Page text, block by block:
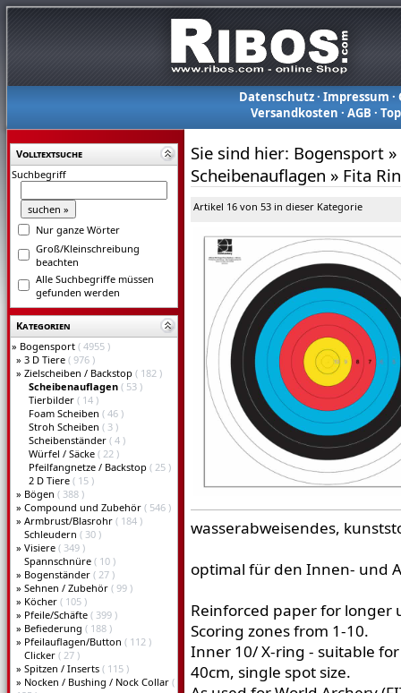
Datenschutz· Impressum ·
Versandkosten ·AGB ·
Volltextsuche
Suchbegriff
Nur ganze Wörter
Groß/Kleinschreibung
beachten
Alle Suchbegriffe müssen
gefunden werden
Kategorien
» Bogensport ( 4955 )
» 3 D Tiere ( 976 )
» Zielscheiben / Backstop ( 182 )
Scheibenauflagen ( 53 )
Tierbilder ( 14 )
Foam Scheiben ( 46 )
Stroh Scheiben ( 3 )
Scheibenständer ( 4 )
Würfel / Säcke ( 22 )
Pfeilfangnetze / Backstop ( 25 )
2 D Tiere ( 15 )
» Bögen ( 388 )
» Compound und Zubehör ( 546 )
» Armbrust/Blasrohr ( 184 )
Schleudern ( 30 )
» Visiere ( 349 )
Spannschnüre ( 10 )
» Bogenständer ( 27 )
» Sehnen / Zubehör ( 99 )
» Köcher ( 105 )
» Pfeile/Schäfte ( 399 )
» Befiederung ( 188 )
» Pfeilauflagen/Button ( 112 )
Clicker ( 27 )
» Spitzen / Inserts ( 115 )
» Nocken / Bushing / Nock Collar (
Sie sind hier: Bogensport »
Scheibenauflagen » Fita
Artikel 16 von 53 in dieser Kategorie
wasserabweisendes,
optimal für den Innen- und
Reinforced paper for longer
Scoring zones from 1-10.
Inner 10/ X-ring - suitable
40cm, single spot size.